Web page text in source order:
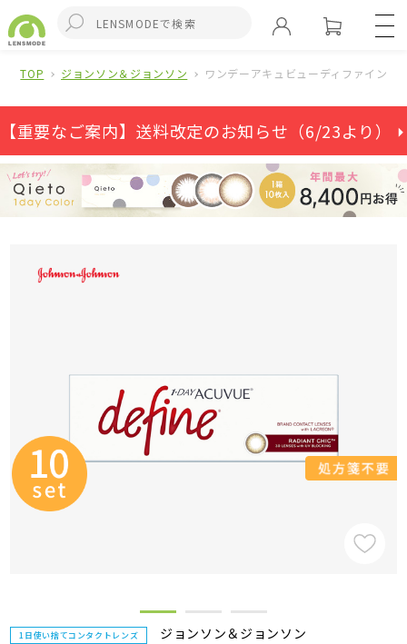
TOP ジョンソン＆ジョンソン ワンデーアキュビューディファイン
【重要なご案内】送料改定のお知らせ（6/23より） ⏵
1日使い捨てコンタクトレンズ ジョンソン＆ジョンソン